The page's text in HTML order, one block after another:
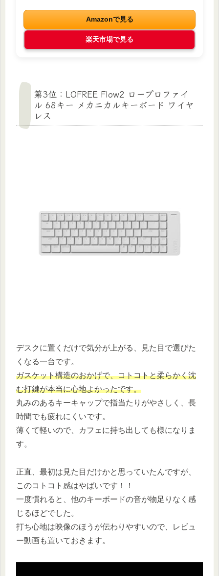
Amazonで見る
楽天市場で見る
第3位：LOFREE Flow2 ロープロファイ
ル 68キー メカニカルキーボード ワイヤ
レス
デスクに置くだけで気分が上がる、見た目で選びた
くなる一台です。
ガスケット構造のおかげで、コトコトと柔らかく沈
む打鍵が本当に心地よかったです。
丸みのあるキーキャップで指当たりがやさしく、長
時間でも疲れにくいです。
薄くて軽いので、カフェに持ち出しても様になりま
す。
正直、最初は見た目だけかと思っていたんですが、
このコトコト感はやばいです！！
一度慣れると、他のキーボードの音が物足りなく感
じるほどでした。
打ち心地は映像のほうが伝わりやすいので、レビュ
ー動画も置いておきます。